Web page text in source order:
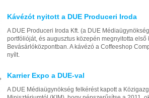
Kávézót nyitott a DUE Produceri Iroda
A DUE Produceri Iroda Kft. (a DUE
portfólióját, és augusztus közepén megnyitotta első
Bevásárlóközpontban. A kávézó a Coffeeshop
nyílt.
Karrier Expo a DUE-val
A DUE Médiaügynökség felkérést kapott a